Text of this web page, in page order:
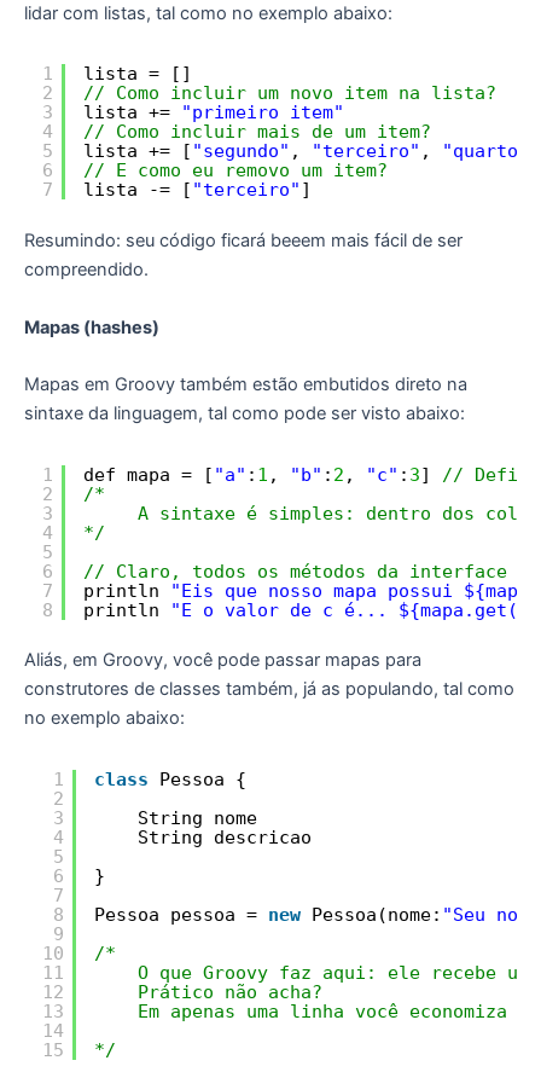
lidar com listas, tal como no exemplo abaixo:
1
2
3
4
5
6
7
lista = []
// Como incluir um novo item na lista?
lista +=
"primeiro item"
// Como incluir mais de um item?
lista += [ "segundo" , "terceiro" , "quarto"
// E como eu removo um item?
lista -= [ "terceiro" ]
Resumindo: seu código ficará beeem mais fácil de ser
compreendido.
Mapas (hashes)
Mapas em Groovy também estão embutidos direto na
sintaxe da linguagem, tal como pode ser visto abaixo:
1
2
3
4
5
6
7
8
def mapa = [ "a" : 1 , "b" : 2 , "c" : 3]
//
/*
A sintaxe é simples: dentro dos
*/
// Claro, todos os métodos da interface
println
"Eis que nosso mapa possui
println
"E o valor de c é... ${mapa.get("
Aliás, em Groovy, você pode passar mapas para
construtores de classes também, já as populando, tal como
no exemplo abaixo:
1
2
3
4
5
6
7
8
9
10
11
12
13
14
15
class
Pessoa {
String nome
String descricao
}
Pessoa pessoa = new Pessoa(nome: "Seu
/*
O que Groovy faz aqui: ele recebe
Prático não acha?
Em apenas uma linha você economiza
*/